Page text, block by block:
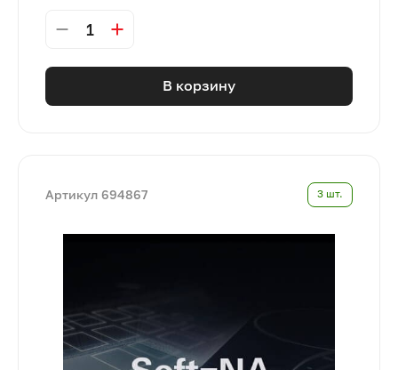
1
В корзину
Артикул 694867 3 шт.